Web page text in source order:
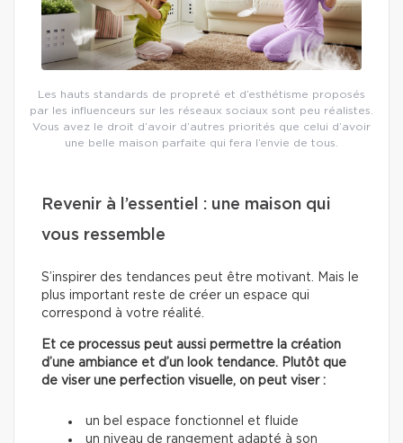
Les hauts standards de propreté et d’esthétisme proposés
par les influenceurs sur les réseaux sociaux sont peu réalistes.
Vous avez le droit d’avoir d’autres priorités que celui d’avoir
une belle maison parfaite qui fera l’envie de tous.
Revenir à l’essentiel : une maison qui
vous ressemble
S’inspirer des tendances peut être motivant. Mais le
plus important reste de créer un espace qui
correspond à votre réalité.
Et ce processus peut aussi permettre la création
d’une ambiance et d’un look tendance. Plutôt que
de viser une perfection visuelle, on peut viser :
un bel espace fonctionnel et fluide
un niveau de rangement adapté à son